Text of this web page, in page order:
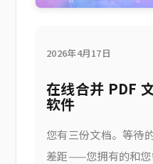
2026年4月17日
在线合并 PDF
软件
您有三份文档。等待
差距——您拥有的和